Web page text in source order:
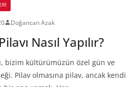
Doğancan Azak
Nasıl Yapılır?
bizim kültürümüzün özel gün ve
Pilav olmasına pilav, ancak